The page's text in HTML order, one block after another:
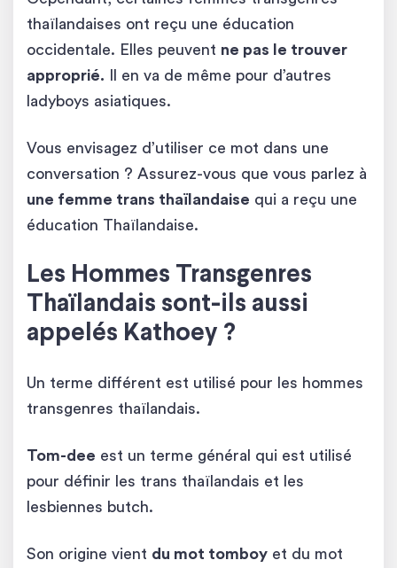
thaïlandaises ont reçu une éducation
occidentale. Elles peuvent ne pas le trouver
approprié. Il en va de même pour d’autres
ladyboys asiatiques.
Vous envisagez d’utiliser ce mot dans une
conversation ? Assurez-vous que vous parlez à
une femme trans thaïlandaise qui a reçu une
éducation Thaïlandaise.
Les Hommes Transgenres
Thaïlandais sont-ils aussi
appelés Kathoey ?
Un terme différent est utilisé pour les hommes
transgenres thaïlandais.
Tom-dee est un terme général qui est utilisé
pour définir les trans thaïlandais et les
lesbiennes butch.
Son origine vient du mot tomboy et du mot